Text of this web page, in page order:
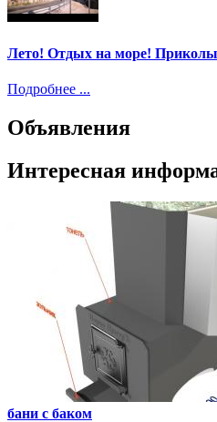
Лето! Отдых на море!
Подробнее ...
Объявления
Интересная
бани с баком